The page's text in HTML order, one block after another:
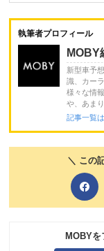
執筆者プロフィール
MOBY
新型車予
識、カー
様々な情
や、あま
記事一覧
＼ この
MOBYを